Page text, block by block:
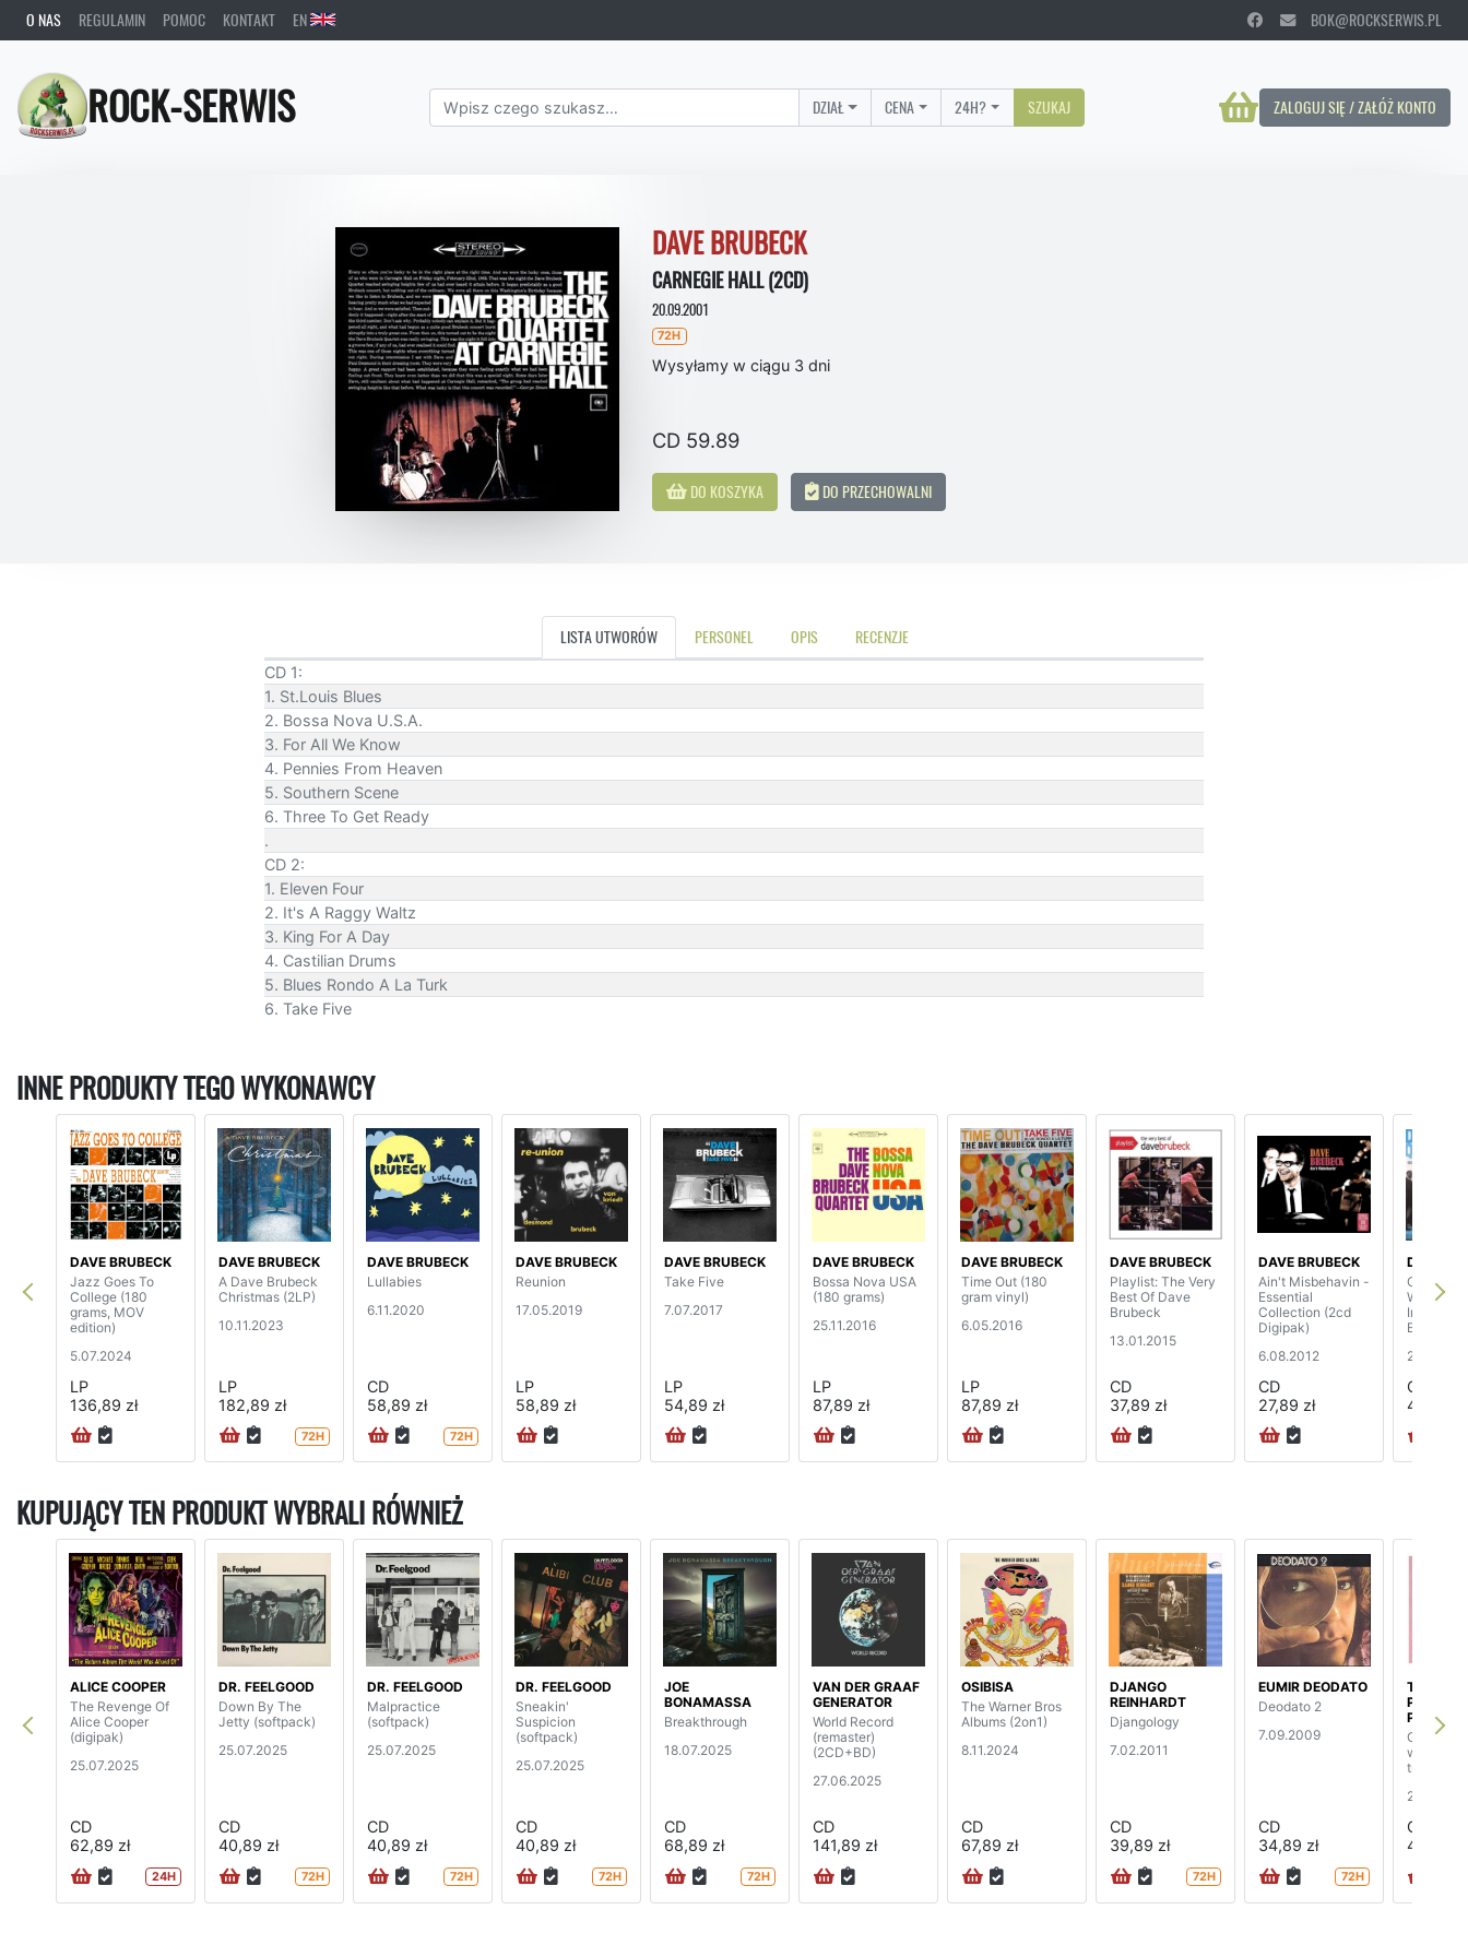
O NAS REGULAMIN POMOC KONTAKT EN BOK@ROCKSERWIS.PL
ROCK-SERWIS ZALOGUJ SIĘ / ZAŁÓŻ KONTO
DZIAŁ CENA 24H? SZUKAJ
DAVE BRUBECK
CARNEGIE HALL (2CD)
20.09.2001
72H
Wysyłamy w ciągu 3 dni
CD 59.89
DO KOSZYKA DO PRZECHOWALNI
LISTA UTWORÓW PERSONEL OPIS RECENZJE
CD 1:
1. St.Louis Blues
2. Bossa Nova U.S.A.
3. For All We Know
4. Pennies From Heaven
5. Southern Scene
6. Three To Get Ready
.
CD 2:
1. Eleven Four
2. It's A Raggy Waltz
3. King For A Day
4. Castilian Drums
5. Blues Rondo A La Turk
6. Take Five
INNE PRODUKTY TEGO WYKONAWCY
DAVE BRUBECK
Jazz Goes To
College (180
grams, MOV
edition)
5.07.2024
LP
136,89 zł
DAVE BRUBECK
A Dave Brubeck
Christmas (2LP)
10.11.2023
LP
182,89 zł
72H
DAVE BRUBECK
Lullabies
6.11.2020
CD
58,89 zł
72H
DAVE BRUBECK
Reunion
17.05.2019
LP
58,89 zł
DAVE BRUBECK
Take Five
7.07.2017
LP
54,89 zł
DAVE BRUBECK
Bossa Nova USA
(180 grams)
25.11.2016
LP
87,89 zł
DAVE BRUBECK
Time Out (180
gram vinyl)
6.05.2016
LP
87,89 zł
DAVE BRUBECK
Playlist: The Very
Best Of Dave
Brubeck
13.01.2015
CD
37,89 zł
DAVE BRUBECK
Ain't Misbehavin -
Essential
Collection (2cd
Digipak)
6.08.2012
CD
27,89 zł
DAVE
Gone
Wind /
Eurasia
CD
40,89 zł
KUPUJĄCY TEN PRODUKT WYBRALI RÓWNIEŻ
ALICE COOPER
The Revenge Of
Alice Cooper
(digipak)
25.07.2025
CD
62,89 zł
24H
DR. FEELGOOD
Down By The
Jetty (softpack)
25.07.2025
CD
40,89 zł
72H
DR. FEELGOOD
Malpractice
(softpack)
25.07.2025
CD
40,89 zł
72H
DR. FEELGOOD
Sneakin'
Suspicion
(softpack)
25.07.2025
CD
40,89 zł
72H
JOE
BONAMASSA
Breakthrough
18.07.2025
CD
68,89 zł
72H
VAN DER GRAAF
GENERATOR
World Record
(remaster)
(2CD+BD)
27.06.2025
CD
141,89 zł
OSIBISA
The Warner Bros
Albums (2on1)
8.11.2024
CD
67,89 zł
DJANGO
REINHARDT
Djangology
7.02.2011
CD
39,89 zł
72H
EUMIR DEODATO
Deodato 2
7.09.2009
CD
34,89 zł
72H
THE
PROJECT
Gaudi
with
tracks)
CD
44,89 zł